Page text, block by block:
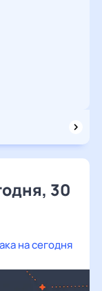
30
на сегодня